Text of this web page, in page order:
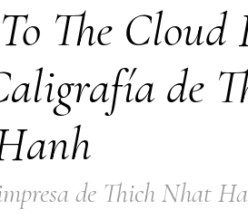
The Cloud
de
de Thich Nhat